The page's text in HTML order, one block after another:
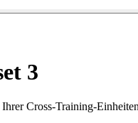
3
Cross-Training-